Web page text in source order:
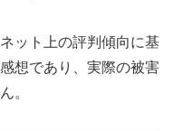
ット上の評判傾向に基
想であり、実際の被害
。